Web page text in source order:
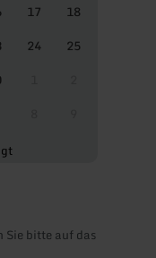
17
18
24
25
Sie bitte auf das